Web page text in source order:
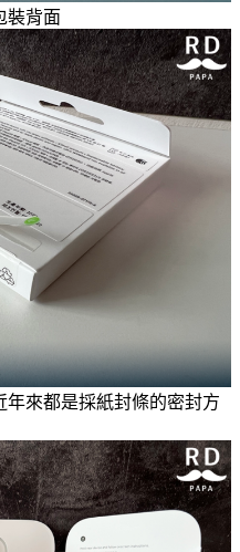
裝背面
年來都是採紙封條的密封方